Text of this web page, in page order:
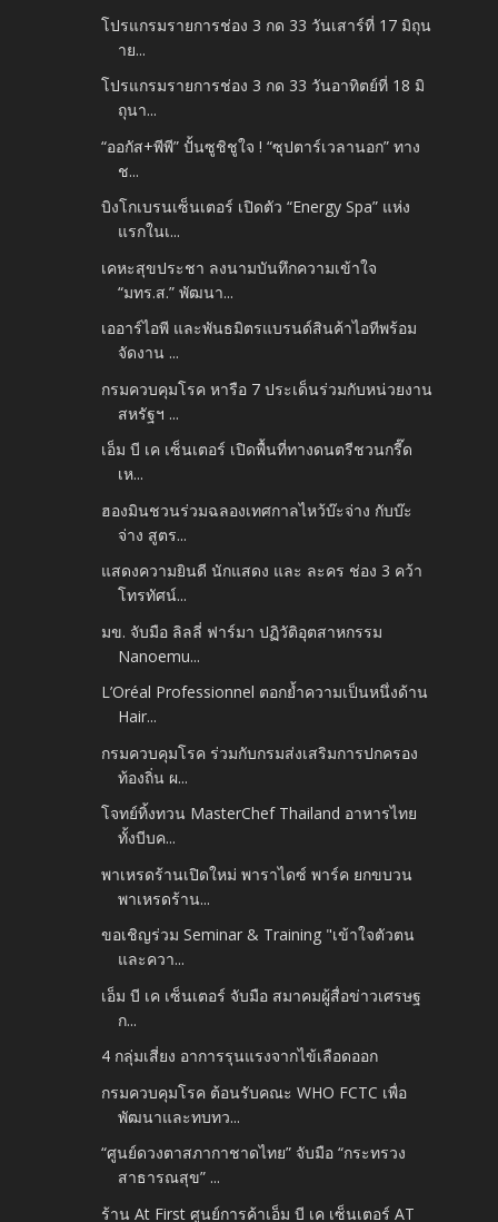
โปรแกรมรายการช่อง 3 กด 33 วันเสาร์ที่ 17 มิถุน
าย...
โปรแกรมรายการช่อง 3 กด 33 วันอาทิตย์ที่ 18 มิ
ถุนา...
“ออกัส+พีพี” ปั้นซูชิชูใจ ! “ซุปตาร์เวลานอก” ทาง
ช...
บิงโกเบรนเซ็นเตอร์ เปิดตัว “Energy Spa” แห่ง
แรกในเ...
เคหะสุขประชา ลงนามบันทึกความเข้าใจ
“มทร.ส.” พัฒนา...
เออาร์ไอพี และพันธมิตรแบรนด์สินค้าไอทีพร้อม
จัดงาน ...
กรมควบคุมโรค หารือ 7 ประเด็นร่วมกับหน่วยงาน
สหรัฐฯ ...
เอ็ม บี เค เซ็นเตอร์ เปิดพื้นที่ทางดนตรีชวนกรี๊ด
เห...
ฮองมินชวนร่วมฉลองเทศกาลไหว้บ๊ะจ่าง กับบ๊ะ
จ่าง สูตร...
แสดงความยินดี นักแสดง และ ละคร ช่อง 3 คว้า
โทรทัศน์...
มข. จับมือ ลิลลี่ ฟาร์มา ปฏิวัติอุตสาหกรรม
Nanoemu...
L’Oréal Professionnel ตอกย้ำความเป็นหนึ่งด้าน
Hair...
กรมควบคุมโรค ร่วมกับกรมส่งเสริมการปกครอง
ท้องถิ่น ผ...
โจทย์ทิ้งทวน MasterChef Thailand อาหารไทย
ทั้งบีบค...
พาเหรดร้านเปิดใหม่ พาราไดซ์ พาร์ค ยกขบวน
พาเหรดร้าน...
ขอเชิญร่วม Seminar & Training "เข้าใจตัวตน
และควา...
เอ็ม บี เค เซ็นเตอร์ จับมือ สมาคมผู้สื่อข่าวเศรษฐ
ก...
4 กลุ่มเสี่ยง อาการรุนแรงจากไข้เลือดออก
กรมควบคุมโรค ต้อนรับคณะ WHO FCTC เพื่อ
พัฒนาและทบทว...
“ศูนย์ดวงตาสภากาชาดไทย” จับมือ “กระทรวง
สาธารณสุข” ...
ร้าน At First ศูนย์การค้าเอ็ม บี เค เซ็นเตอร์ AT